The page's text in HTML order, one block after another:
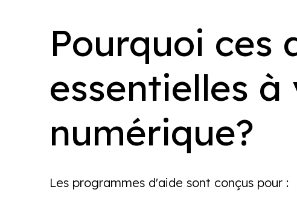
Pourquoi ces
essentielles
numérique?
Les programmes d'aide sont conçus pour :